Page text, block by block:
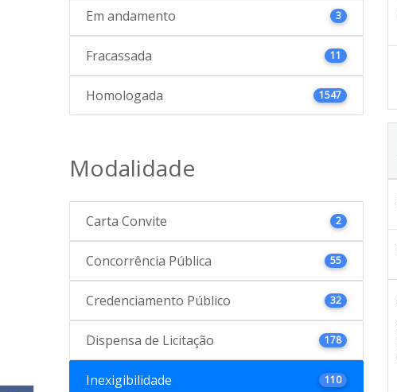
Em andamento 3
Fracassada 11
Homologada 1547
Modalidade
Carta Convite 2
Concorrência Pública 55
Credenciamento Público 32
Dispensa de Licitação 178
Inexigibilidade 110